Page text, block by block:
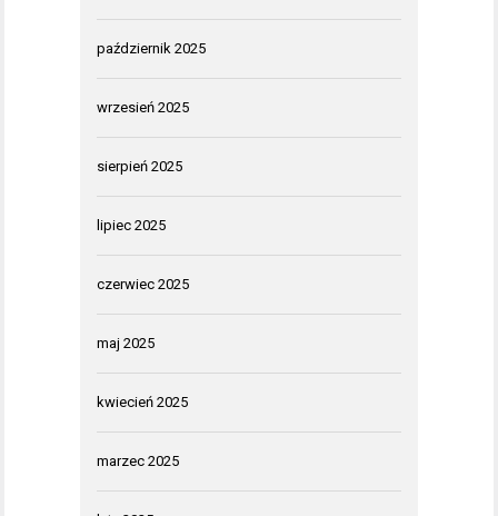
październik 2025
wrzesień 2025
sierpień 2025
lipiec 2025
czerwiec 2025
maj 2025
kwiecień 2025
marzec 2025